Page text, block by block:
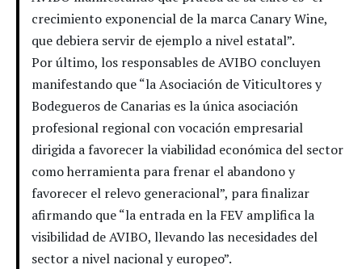
crecimiento exponencial de la marca Canary Wine,
que debiera servir de ejemplo a nivel estatal”.
Por último, los responsables de AVIBO concluyen
manifestando que “la Asociación de Viticultores y
Bodegueros de Canarias es la única asociación
profesional regional con vocación empresarial
dirigida a favorecer la viabilidad económica del sector
como herramienta para frenar el abandono y
favorecer el relevo generacional”, para finalizar
afirmando que “la entrada en la FEV amplifica la
visibilidad de AVIBO, llevando las necesidades del
sector a nivel nacional y europeo”.